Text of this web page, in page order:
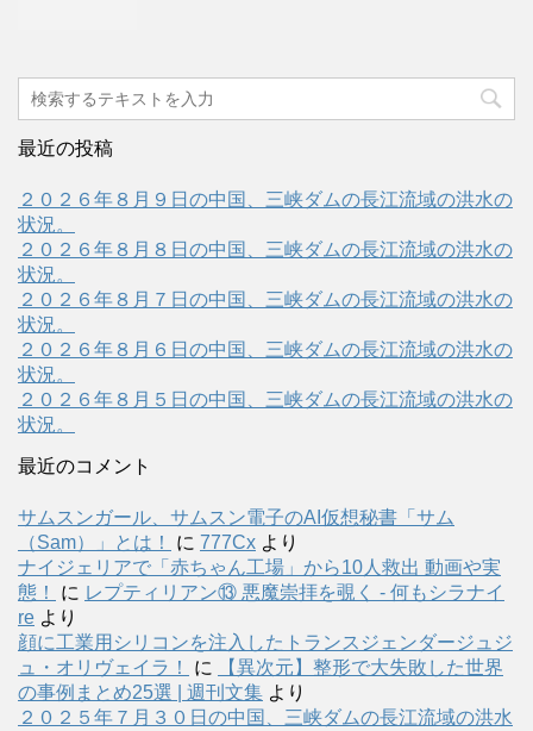
最近の投稿
２０２６年８月９日の中国、三峡ダムの長江流域の洪水の
状況。
２０２６年８月８日の中国、三峡ダムの長江流域の洪水の
状況。
２０２６年８月７日の中国、三峡ダムの長江流域の洪水の
状況。
２０２６年８月６日の中国、三峡ダムの長江流域の洪水の
状況。
２０２６年８月５日の中国、三峡ダムの長江流域の洪水の
状況。
最近のコメント
サムスンガール、サムスン電子のAI仮想秘書「サム
（Sam）」とは！
に 777Cx より
ナイジェリアで「赤ちゃん工場」から10人救出 動画や実
態！
に レプティリアン⑬ 悪魔崇拝を覗く - 何もシラナイ
re より
顔に工業用シリコンを注入したトランスジェンダージュジ
ュ・オリヴェイラ！
に
【異次元】整形で大失敗した世界
の事例まとめ25選 | 週刊文集 より
２０２５年７月３０日の中国、三峡ダムの長江流域の洪水